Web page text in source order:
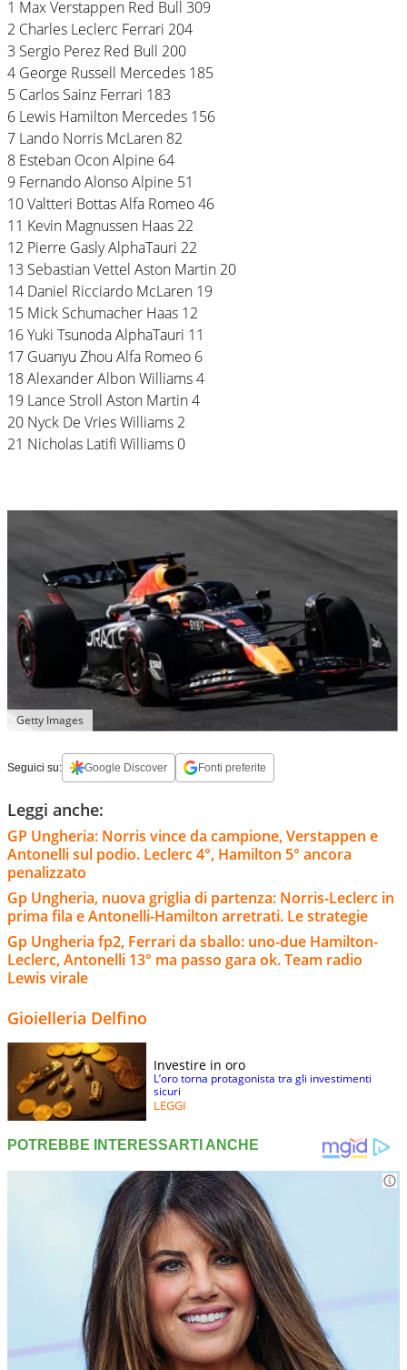
1 Max Verstappen Red Bull 309
2 Charles Leclerc Ferrari 204
3 Sergio Perez Red Bull 200
4 George Russell Mercedes 185
5 Carlos Sainz Ferrari 183
6 Lewis Hamilton Mercedes 156
7 Lando Norris McLaren 82
8 Esteban Ocon Alpine 64
9 Fernando Alonso Alpine 51
10 Valtteri Bottas Alfa Romeo 46
11 Kevin Magnussen Haas 22
12 Pierre Gasly AlphaTauri 22
13 Sebastian Vettel Aston Martin 20
14 Daniel Ricciardo McLaren 19
15 Mick Schumacher Haas 12
16 Yuki Tsunoda AlphaTauri 11
17 Guanyu Zhou Alfa Romeo 6
18 Alexander Albon Williams 4
19 Lance Stroll Aston Martin 4
20 Nyck De Vries Williams 2
21 Nicholas Latifi Williams 0
Getty Images
Seguici su: Google Discover Fonti preferite
Leggi anche:
GP Ungheria: Norris vince da campione, Verstappen e
Antonelli sul podio. Leclerc 4°, Hamilton 5° ancora
penalizzato
Gp Ungheria, nuova griglia di partenza: Norris-Leclerc in
prima fila e Antonelli-Hamilton arretrati. Le strategie
Gp Ungheria fp2, Ferrari da sballo: uno-due Hamilton-
Leclerc, Antonelli 13° ma passo gara ok. Team radio
Lewis virale
Gioielleria Delfino
Investire in oro
L’oro torna protagonista tra gli investimenti
sicuri
LEGGI